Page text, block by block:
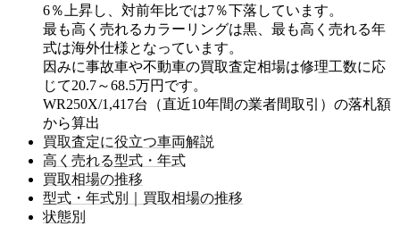
6％ 上昇し、対前年比では7％下落 しています。
最も高く売れるカラーリングは黒 、最も高く売れる年
式は海外仕様となっています。
因みに事故車や不動車の買取査定相場は修理工数に応
じて20.7～68.5万円 です。
WR250X/1,417台（直近10年間の業者間取引）の落札額
から算出
買取査定に役立つ車両解説
高く売れる型式・年式
買取相場の推移
型式・年式別｜買取相場の推移
状態別